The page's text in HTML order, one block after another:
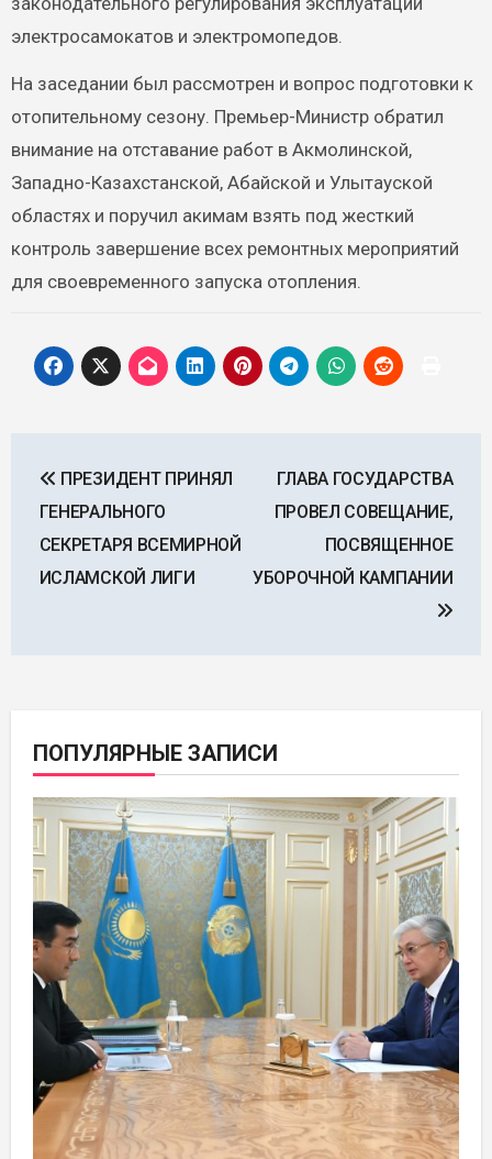
электросамокатов и электромопедов.
На заседании был рассмотрен и вопрос подготовки к
отопительному сезону. Премьер-Министр обратил
внимание на отставание работ в Акмолинской,
Западно-Казахстанской, Абайской и Улытауской
областях и поручил акимам взять под жесткий
контроль завершение всех ремонтных мероприятий
для своевременного запуска отопления.
по
записям
ПРЕЗИДЕНТ ПРИНЯЛ
ГЕНЕРАЛЬНОГО
СЕКРЕТАРЯ ВСЕМИРНОЙ
ИСЛАМСКОЙ ЛИГИ
ГЛАВА ГОСУДАРСТВА
ПРОВЕЛ СОВЕЩАНИЕ,
ПОСВЯЩЕННОЕ
УБОРОЧНОЙ КАМПАНИИ
ПОПУЛЯРНЫЕ ЗАПИСИ